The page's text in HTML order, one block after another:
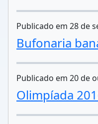
Publicado em 28 de
Bufonaria
Publicado em 20 de
Olimpíada